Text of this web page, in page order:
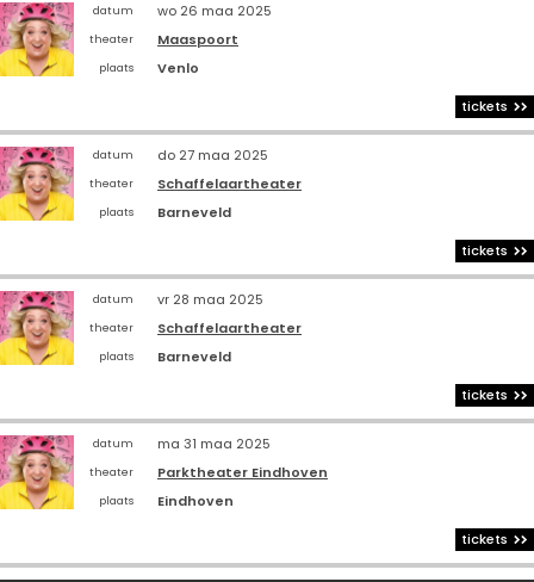
datum wo 26 maa 2025
theater Maaspoort
plaats
Venlo
tickets
datum do 27 maa 2025
theater Schaffelaartheater
plaats
Barneveld
tickets
datum vr 28 maa 2025
theater Schaffelaartheater
plaats
Barneveld
tickets
datum ma 31 maa 2025
theater Parktheater Eindhoven
plaats
Eindhoven
tickets